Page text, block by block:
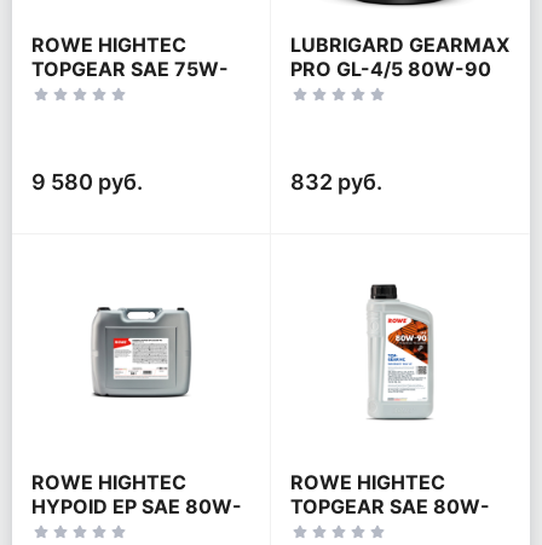
ROWE HIGHTEC
TOPGEAR SAE 75W-
90 HC-LS
9 580 руб.
LUBRIGARD GEARMAX
PRO GL-4/5 80W-90
832 руб.
ROWE HIGHTEC
HYPOID EP SAE 80W-
90
ROWE HIGHTEC
TOPGEAR SAE 80W-
90 HC